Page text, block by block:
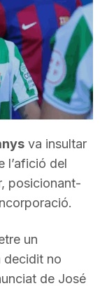
va insultar
l’afició del
posicionant-
un
decidit no
de José